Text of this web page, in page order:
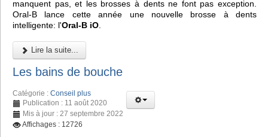
manquent pas, et les brosses à dents ne font pas exception.
Oral-B lance cette année une nouvelle brosse à dents
intelligente: l'Oral-B iO
Lire la suite...
Les bains de bouche
Catégorie : Conseil plus
Publication : 11 août 2020
Mis à jour : 27 septembre 2022
Affichages : 12726